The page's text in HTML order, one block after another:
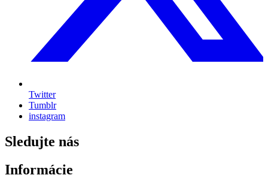
Twitter
Tumblr
instagram
Sledujte nás
Informácie